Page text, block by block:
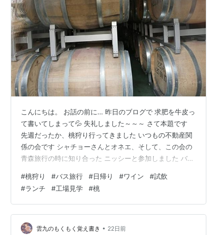
こんにちは。 お話の前に… 昨日のブログで 求肥を牛皮っ
て書いてしまって💦 失礼しました～～～ さて本題です
先週だったか、桃狩り行ってきました いつもの不動産関
係の会です シャチョーさんとオネエ、そして、この会の
青森旅行の時に知り合った ニッシーと参加しました バス
ろん、わんこシッターは姪にお任せしました 桃！食べる
ぞ！今年は生り年だって おいしいって～～～ しかし、桃
食べ放題の前には ワインの試飲とワイン工場見学と ワイ
ン工場でのランチセット ランチは軽くしておかないと
ね…桃のためにおなかを空けておかないと 私、別腹が無
#桃狩り #バス旅行 #日帰り #ワイン #試飲
#ランチ #工場見学 #桃
雲九のもくもく覚え書き • 22日前